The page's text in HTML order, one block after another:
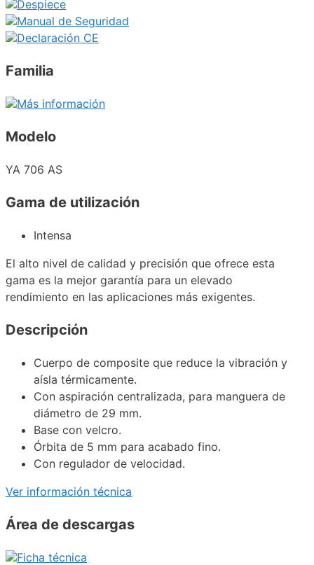
Despiece
Manual de Seguridad
Declaración CE
Familia
Más información
Modelo
YA 706 AS
Gama de utilización
Intensa
El alto nivel de calidad y precisión que ofrece esta
gama es la mejor garantía para un elevado
rendimiento en las aplicaciones más exigentes.
Descripción
Cuerpo de composite que reduce la vibración y
aísla térmicamente.
Con aspiración centralizada, para manguera de
diámetro de 29 mm.
Base con velcro.
Órbita de 5 mm para acabado fino.
Con regulador de velocidad.
Ver información técnica
Área de descargas
Ficha técnica